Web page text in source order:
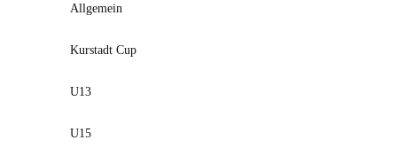
Allgemein
Kurstadt Cup
U13
U15